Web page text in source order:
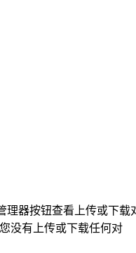
理器按钮查看上传或下载
没有上传或下载任何对